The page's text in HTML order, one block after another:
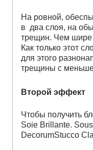
На ровной,
в два слоя, на
трещин. Чем шире
Как только этот
для этого
трещины с
Второй эффект
Чтобы получить
Soie Brillante.
DecorumStucco